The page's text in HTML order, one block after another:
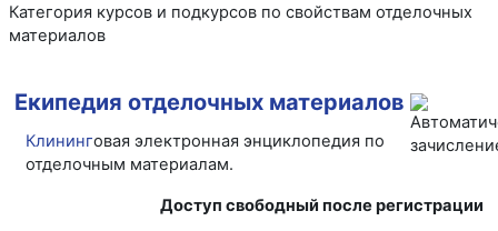
Категория курсов и подкурсов по свойствам отделочных
материалов
Екипедия отделочных материалов
Клининговая электронная энциклопедия по
отделочным материалам.
Доступ свободный после регистрации